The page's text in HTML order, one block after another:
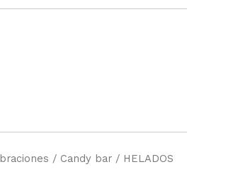
/ Candy bar / HELADOS